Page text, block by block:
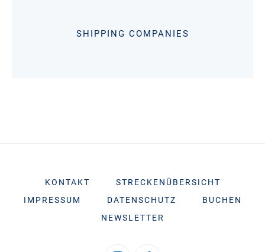
SHIPPING COMPANIES
KONTAKT
STRECKENÜBERSICHT
IMPRESSUM
DATENSCHUTZ
BUCHEN
NEWSLETTER